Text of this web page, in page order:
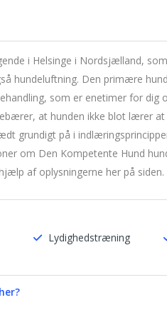
i Helsinge i Nordsjælland,
hundeluftning. Den primære
som er enetimer for dig
at hunden ikke blot lærer
grundigt på i
om Den Kompetente Hund
af oplysningerne her på siden.
Lydighedstræning